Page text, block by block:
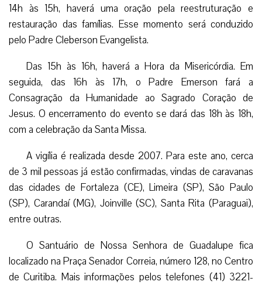
14h às 15h, haverá uma oração pela reestruturação e
restauração das famílias. Esse momento será conduzido
pelo Padre Cleberson Evangelista.
Das 15h às 16h, haverá a Hora da Misericórdia. Em
seguida, das 16h às 17h, o Padre Emerson fará a
Consagração da Humanidade ao Sagrado Coração de
Jesus. O encerramento do evento se dará das 18h às 18h,
com a celebração da Santa Missa.
A vigília é realizada desde 2007. Para este ano, cerca
de 3 mil pessoas já estão confirmadas, vindas de caravanas
das cidades de Fortaleza (CE), Limeira (SP), São Paulo
(SP), Carandaí (MG), Joinville (SC), Santa Rita (Paraguai),
entre outras.
O Santuário de Nossa Senhora de Guadalupe fica
localizado na Praça Senador Correia, número 128, no Centro
de Curitiba. Mais informações pelos telefones (41) 3221-